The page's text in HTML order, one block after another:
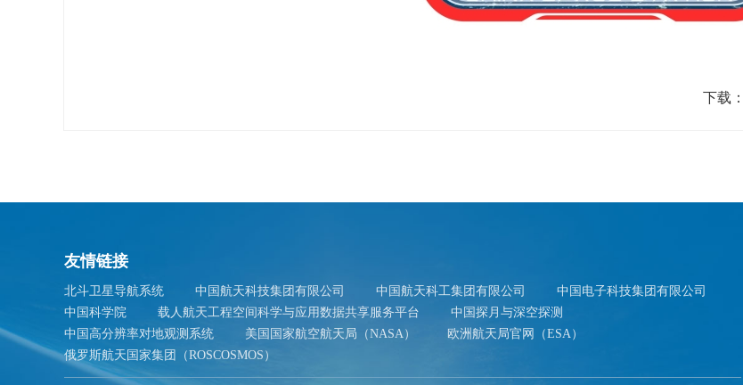
下载：
友情链接
北斗卫星导航系统 中国航天科技集团有限公司 中国航天科工集团有限公司
中国电子科技集团有限公司
中国科学院
载人航天工程空间科学与应用数据共享服务平台
中国探月与深空探测
中国高分辨率对地观测系统
美国国家航空航天局（NASA）
欧洲航天局官网（ESA）
俄罗斯航天国家集团（ROSCOSMOS）